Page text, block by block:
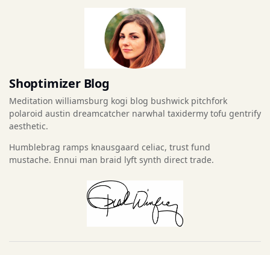
Shoptimizer Blog
Meditation williamsburg kogi blog bushwick pitchfork
polaroid austin dreamcatcher narwhal taxidermy tofu gentrify
aesthetic.
Humblebrag ramps knausgaard celiac, trust fund
mustache. Ennui man braid lyft synth direct trade.